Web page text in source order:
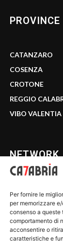
Per fornire le
per memorizzare
consenso a queste
comportamento di
acconsentire o
caratteristiche e
PROVINCE
CATANZARO
COSENZA
CROTONE
REGGIO
VIBO VALENTIA
NETWORK
WE CALABRIA
C7 PLAY
MIX ZONE